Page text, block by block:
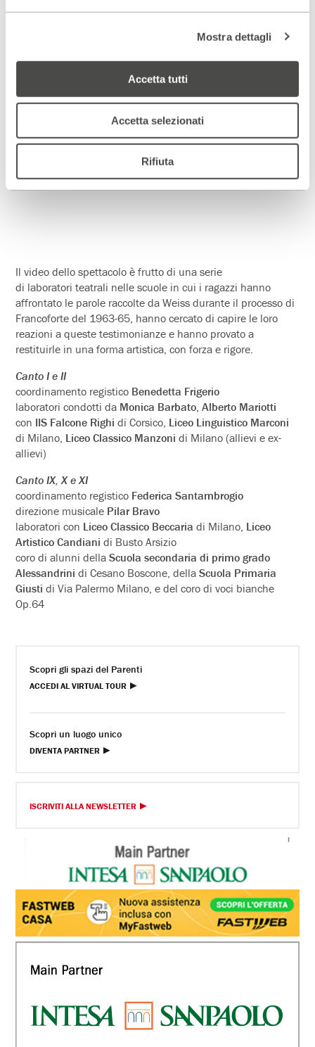
Mostra dettagli
Accetta tutti
Accetta selezionati
Rifiuta
ideazioneAndrée Ruth Shammah
Memoriale della Shoah di Milano
Il video dello spettacolo è frutto di una serie
di laboratori teatrali nelle scuole in cui i ragazzi hanno
affrontato le parole raccolte da Weiss durante il processo di
Francoforte del 1963-65, hanno cercato di capire le loro
reazioni a queste testimonianze e hanno provato a
restituirle in una forma artistica, con forza e rigore.
Canto I e II
coordinamento registico Benedetta Frigerio
laboratori condotti da Monica Barbato,Alberto Mariotti
con IIS Falcone Righi di Corsico, Liceo Linguistico Marconi
di Milano, Liceo Classico Manzoni di Milano (allievi e ex-
allievi)
Canto IX, X e XI
coordinamento registico Federica Santambrogio
direzione musicale Pilar Bravo
laboratori con Liceo Classico Beccaria di Milano, Liceo
Artistico Candiani di Busto Arsizio
coro di alunni della Scuola secondaria di primo grado
Alessandrini di Cesano Boscone, dellaScuola Primaria
Giustidi Via Palermo Milano, e del coro di voci bianche
Op.64
Scopri gli spazi del Parenti
ACCEDI AL VIRTUAL TOUR
Scopri un luogo unico
DIVENTA PARTNER
ISCRIVITI ALLA NEWSLETTER